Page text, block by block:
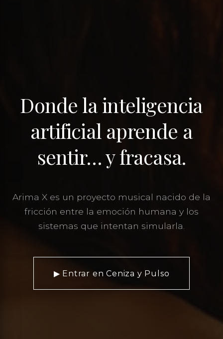
Donde la inteligencia
artificial aprende a
sentir… y fracasa.
Arima X es un proyecto musical nacido de la
fricción entre la emoción humana y los
sistemas que intentan simularla.
▶︎ Entrar en Ceniza y Pulso